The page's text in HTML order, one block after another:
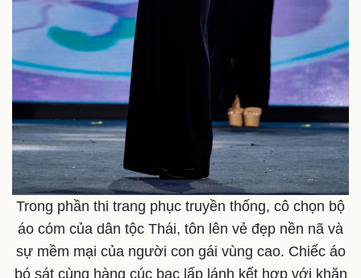
Trong phần thi trang phục truyền thống, cô chọn bộ
áo cóm của dân tộc Thái, tôn lên vẻ đẹp nền nã và
sự mềm mại của người con gái vùng cao. Chiếc áo
bó sát cùng hàng cúc bạc lấp lánh kết hợp với khăn